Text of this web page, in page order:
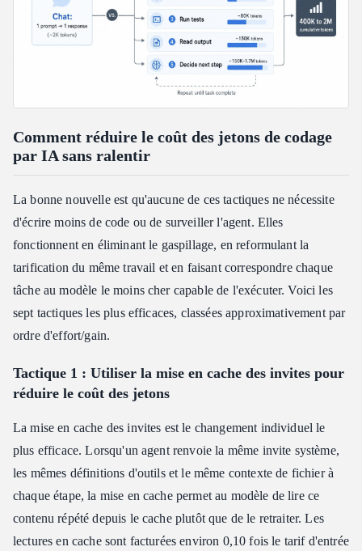
Comment réduire le coût des jetons de codage
par IA sans ralentir
La bonne nouvelle est qu'aucune de ces tactiques ne nécessite
d'écrire moins de code ou de surveiller l'agent. Elles
fonctionnent en éliminant le gaspillage, en reformulant la
tarification du même travail et en faisant correspondre chaque
tâche au modèle le moins cher capable de l'exécuter. Voici les
sept tactiques les plus efficaces, classées approximativement par
ordre d'effort/gain.
Tactique 1 : Utiliser la mise en cache des invites pour
réduire le coût des jetons
La mise en cache des invites est le changement individuel le
plus efficace. Lorsqu'un agent renvoie la même invite système,
les mêmes définitions d'outils et le même contexte de fichier à
chaque étape, la mise en cache permet au modèle de lire ce
contenu répété depuis le cache plutôt que de le retraiter. Les
lectures en cache sont facturées environ 0,10 fois le tarif d'entrée